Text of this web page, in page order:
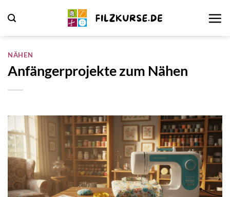
Inhalt
springen
NÄHEN
Anfängerprojekte zum Nähen